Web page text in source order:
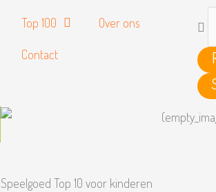
Top 100 Over ons
Contact
...
Speelgoed Top 10 voor kinderen